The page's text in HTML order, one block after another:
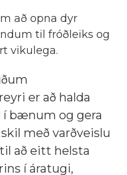
að opna dyr
til fróðleiks og
vikulega.
er að halda
í bænum og gera
með varðveislu
að eitt helsta
í áratugi,